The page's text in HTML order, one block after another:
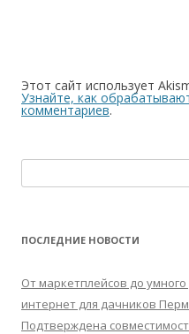
Этот сайт использует
Узнайте, как
комментариев.
ПОСЛЕДНИЕ НОВОСТИ
От маркетплейсов до
интернет для дачников
Подтверждена